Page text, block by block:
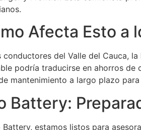
Afecta Esto a
conductores del Valle del Cauca,
podría traducirse en ahorros de
mantenimiento a largo plazo
Battery:
Battery, estamos listos para